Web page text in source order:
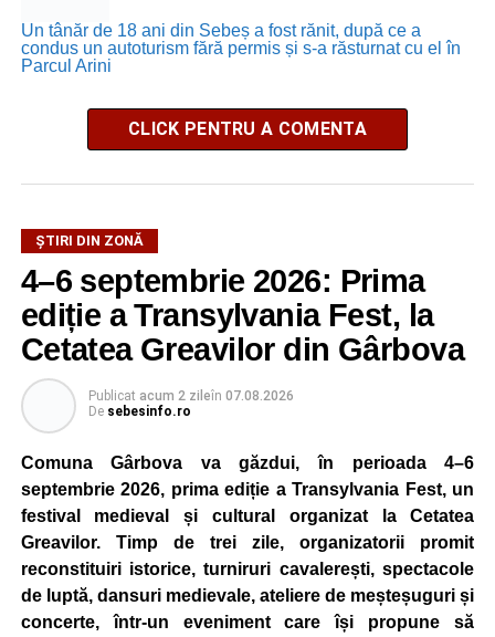
Un tânăr de 18 ani din Sebeș a fost rănit, după ce a
condus un autoturism fără permis și s-a răsturnat cu el în
Parcul Arini
CLICK PENTRU A COMENTA
ȘTIRI DIN ZONĂ
4–6 septembrie 2026: Prima
ediție a Transylvania Fest, la
Cetatea Greavilor din Gârbova
Publicat acum 2 zileîn 07.08.2026
De sebesinfo.ro
Comuna Gârbova va găzdui, în perioada 4–6
septembrie 2026, prima ediție a Transylvania Fest, un
festival medieval și cultural organizat la Cetatea
Greavilor. Timp de trei zile, organizatorii promit
reconstituiri istorice, turniruri cavalerești, spectacole
de luptă, dansuri medievale, ateliere de meșteșuguri și
concerte, într-un eveniment care își propune să